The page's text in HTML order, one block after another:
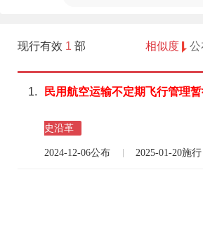
现行有效 1 部 相似度 公
1. 民用航空运输不定期飞行管理
史沿革
2024-12-06公布 2025-01-20施行